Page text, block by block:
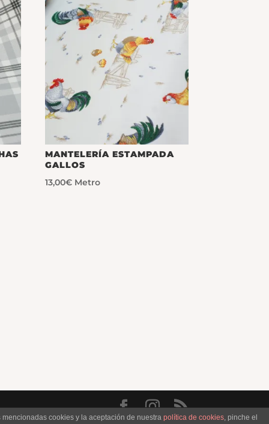
MANTELERÍA ESTAMPADA
GALLOS
13,00€ Metro
cookies y la aceptación de nuestra política de cookies, pinche el